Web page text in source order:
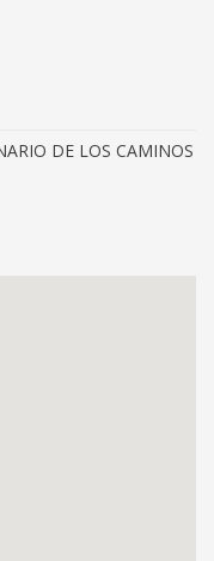
DE LOS CAMINOS